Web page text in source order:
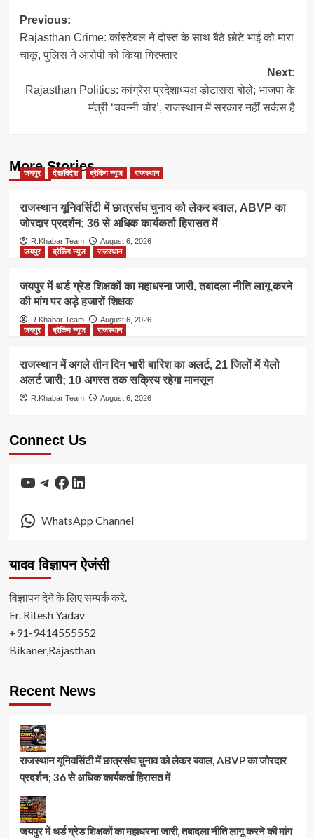
Post
navigation
Previous:
Rajasthan Crime: कांस्टेबल ने दोस्त के साथ बैठे छोटे भाई को मारा
चाकू, पुलिस ने आरोपी को किया गिरफ्तार
Next:
Rajasthan Politics: कांग्रेस प्रदेशाध्यक्ष डोटासरा बोले; भाजपा के
मंत्री ‘चवन्नी चोर’, राजस्थान में सरकार नहीं सर्कस है
More Stories
जयपुर देश/विदेश ब्रेकिंग न्यूज राजस्थान
राजस्थान यूनिवर्सिटी में छात्रसंघ चुनाव को लेकर बवाल, ABVP का
जोरदार प्रदर्शन; 36 से अधिक कार्यकर्ता हिरासत में
R.Khabar Team
August 6, 2026
जयपुर
ब्रेकिंग न्यूज राजस्थान
जयपुर में थर्ड ग्रेड शिक्षकों का महाधरना जारी, तबादला नीति लागू करने
की मांग पर अड़े हजारों शिक्षक
R.Khabar Team
August 6, 2026
जयपुर
ब्रेकिंग न्यूज राजस्थान
राजस्थान में अगले तीन दिन भारी बारिश का अलर्ट, 21 जिलों में येलो
अलर्ट जारी; 10 अगस्त तक सक्रिय रहेगा मानसून
R.Khabar Team August 6, 2026
Connect Us
YouTube
Telegram
Facebook
LinkedIn
WhatsApp Channel
यादव विज्ञापन ऐजंसी
विज्ञापन देने के लिए सम्पर्क करे.
Er. Ritesh Yadav
+91-9414555552
Bikaner,Rajasthan
Recent News
राजस्थान यूनिवर्सिटी में छात्रसंघ चुनाव को लेकर बवाल, ABVP का जोरदार
प्रदर्शन; 36 से अधिक कार्यकर्ता हिरासत में
जयपुर में थर्ड ग्रेड शिक्षकों का महाधरना जारी, तबादला नीति लागू करने की मांग